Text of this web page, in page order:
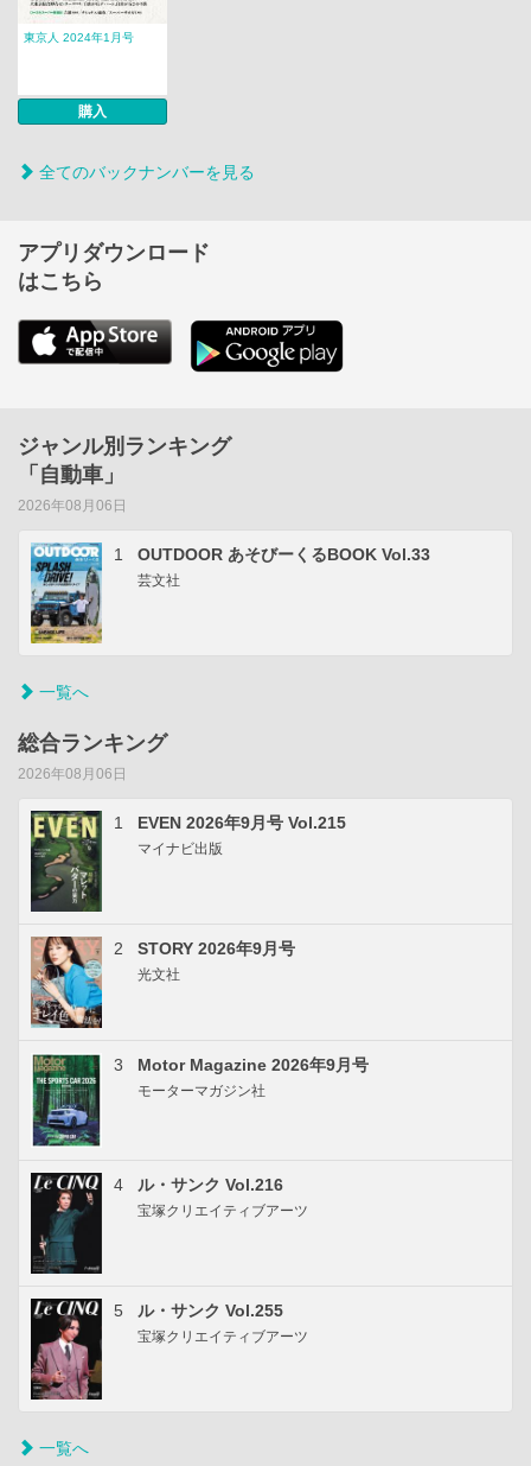
東京人 2024年1月号
購入
全てのバックナンバーを見る
アプリダウンロード
はこちら
ジャンル別ランキング
「自動車」
2026年08月06日
1 OUTDOOR あそびーくるBOOK Vol.33
芸文社
一覧へ
総合ランキング
2026年08月06日
1 EVEN 2026年9月号 Vol.215
マイナビ出版
2 STORY 2026年9月号
光文社
3 Motor Magazine 2026年9月号
モーターマガジン社
4 ル・サンク Vol.216
宝塚クリエイティブアーツ
5 ル・サンク Vol.255
宝塚クリエイティブアーツ
一覧へ